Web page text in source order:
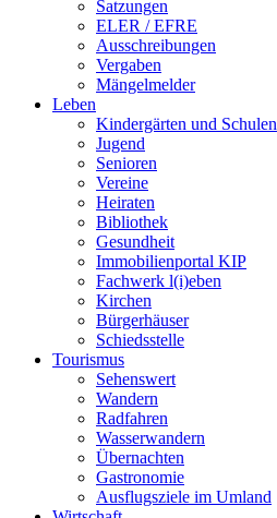
Satzungen
ELER / EFRE
Ausschreibungen
Vergaben
Mängelmelder
Leben
Kindergärten und Schulen
Jugend
Senioren
Vereine
Heiraten
Bibliothek
Gesundheit
Immobilienportal KIP
Fachwerk l(i)eben
Kirchen
Bürgerhäuser
Schiedsstelle
Tourismus
Sehenswert
Wandern
Radfahren
Wasserwandern
Übernachten
Gastronomie
Ausflugsziele im Umland